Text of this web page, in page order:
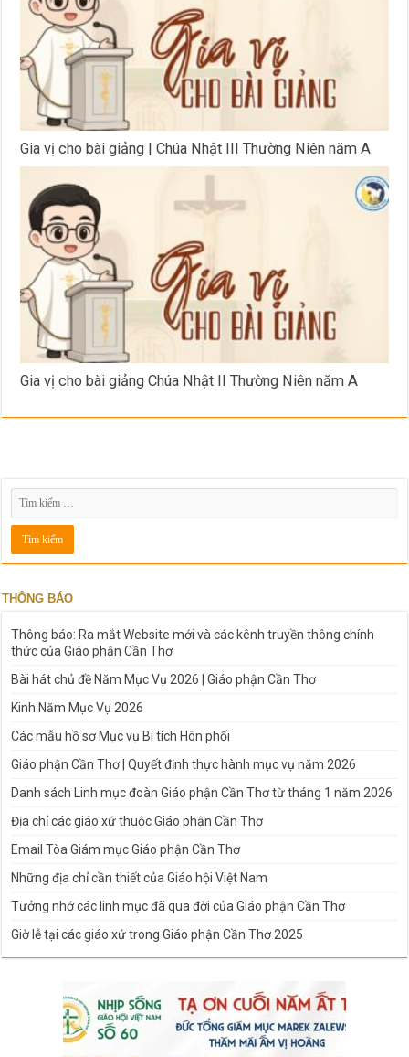
Gia vị cho bài giảng | Chúa Nhật III Thường Niên năm A
Gia vị cho bài giảng Chúa Nhật II Thường Niên năm A
THÔNG BÁO
Thông báo: Ra mắt Website mới và các kênh truyền thông chính
thức của Giáo phận Cần Thơ
Bài hát chủ đề Năm Mục Vụ 2026 | Giáo phận Cần Thơ
Kinh Năm Mục Vụ 2026
Các mẫu hồ sơ Mục vụ Bí tích Hôn phối
Giáo phận Cần Thơ | Quyết định thực hành mục vụ năm 2026
Danh sách Linh mục đoàn Giáo phận Cần Thơ từ tháng 1 năm 2026
Địa chỉ các giáo xứ thuộc Giáo phận Cần Thơ
Email Tòa Giám mục Giáo phận Cần Thơ
Những địa chỉ cần thiết của Giáo hội Việt Nam
Tưởng nhớ các linh mục đã qua đời của Giáo phận Cần Thơ
Giờ lễ tại các giáo xứ trong Giáo phận Cần Thơ 2025